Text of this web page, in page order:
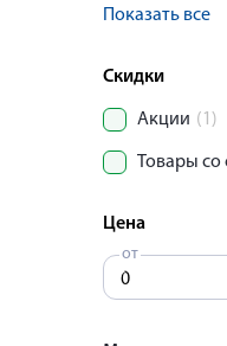
Показать все
Скидки
Акции (1)
Товары со
Цена
от